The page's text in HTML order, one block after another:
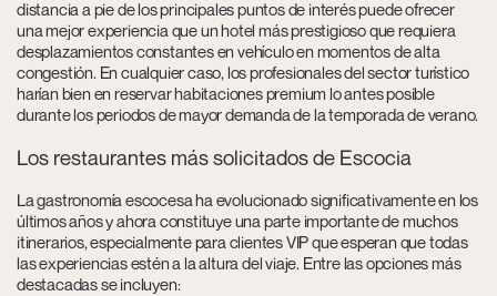
distancia a pie de los principales puntos de interés puede ofrecer
una mejor experiencia que un hotel más prestigioso que requiera
desplazamientos constantes en vehículo en momentos de alta
congestión. En cualquier caso, los profesionales del sector turístico
harían bien en reservar habitaciones premium lo antes posible
durante los periodos de mayor demanda de la temporada de verano.
Los restaurantes más solicitados de Escocia
La gastronomía escocesa ha evolucionado significativamente en los
últimos años y ahora constituye una parte importante de muchos
itinerarios, especialmente para clientes VIP que esperan que todas
las experiencias estén a la altura del viaje. Entre las opciones más
destacadas se incluyen: